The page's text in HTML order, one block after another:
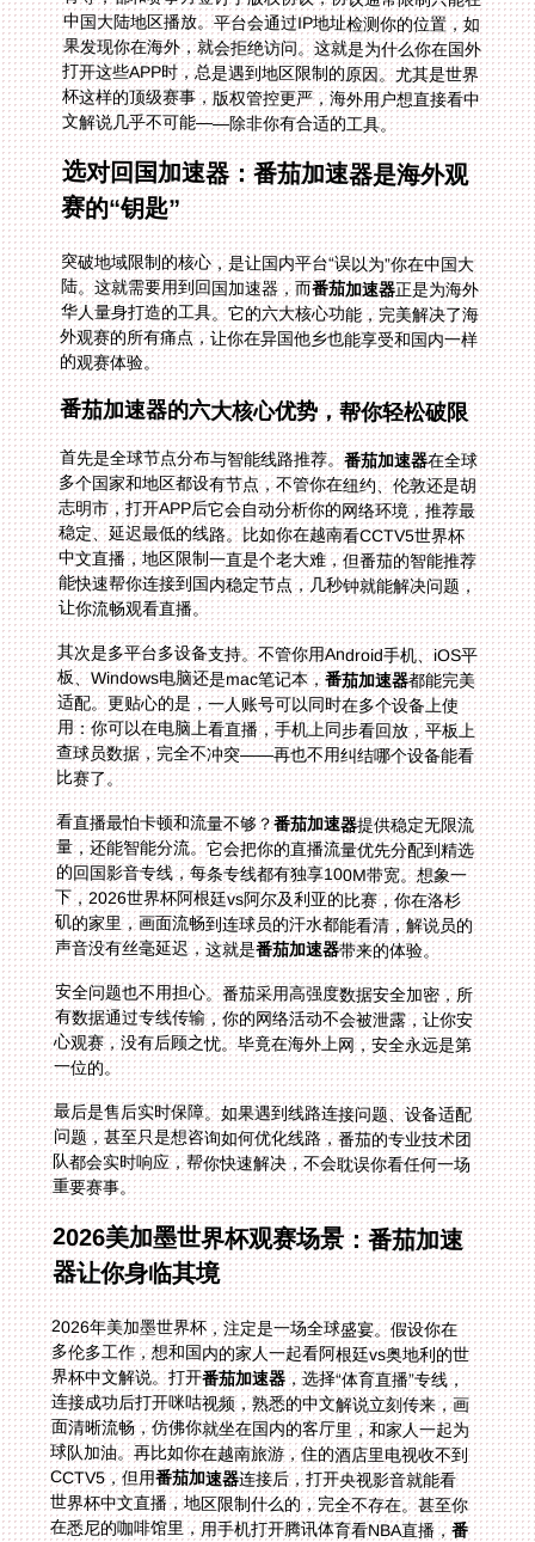
文解说几乎不可能——除非你有合适的工具。
选对回国加速器：番茄加速器是海外观
赛的“钥匙”
突破地域限制的核心，是让国内平台“误以为”你在中国大
陆。这就需要用到回国加速器，而番茄加速器正是为海外
华人量身打造的工具。它的六大核心功能，完美解决了海
外观赛的所有痛点，让你在异国他乡也能享受和国内一样
的观赛体验。
番茄加速器的六大核心优势，帮你轻松破限
首先是全球节点分布与智能线路推荐。番茄加速器在全球
多个国家和地区都设有节点，不管你在纽约、伦敦还是胡
志明市，打开APP后它会自动分析你的网络环境，推荐最
稳定、延迟最低的线路。比如你在越南看CCTV5世界杯
中文直播，地区限制一直是个老大难，但番茄的智能推荐
能快速帮你连接到国内稳定节点，几秒钟就能解决问题，
让你流畅观看直播。
其次是多平台多设备支持。不管你用Android手机、iOS平
板、Windows电脑还是mac笔记本，番茄加速器都能完美
适配。更贴心的是，一人账号可以同时在多个设备上使
用：你可以在电脑上看直播，手机上同步看回放，平板上
查球员数据，完全不冲突——再也不用纠结哪个设备能看
比赛了。
看直播最怕卡顿和流量不够？番茄加速器提供稳定无限流
量，还能智能分流。它会把你的直播流量优先分配到精选
的回国影音专线，每条专线都有独享100M带宽。想象一
下，2026世界杯阿根廷vs阿尔及利亚的比赛，你在洛杉
矶的家里，画面流畅到连球员的汗水都能看清，解说员的
声音没有丝毫延迟，这就是番茄加速器带来的体验。
安全问题也不用担心。番茄采用高强度数据安全加密，所
有数据通过专线传输，你的网络活动不会被泄露，让你安
心观赛，没有后顾之忧。毕竟在海外上网，安全永远是第
一位的。
最后是售后实时保障。如果遇到线路连接问题、设备适配
问题，甚至只是想咨询如何优化线路，番茄的专业技术团
队都会实时响应，帮你快速解决，不会耽误你看任何一场
重要赛事。
2026美加墨世界杯观赛场景：番茄加速
器让你身临其境
2026年美加墨世界杯，注定是一场全球盛宴。假设你在
多伦多工作，想和国内的家人一起看阿根廷vs奥地利的世
界杯中文解说。打开番茄加速器，选择“体育直播”专线，
连接成功后打开咪咕视频，熟悉的中文解说立刻传来，画
面清晰流畅，仿佛你就坐在国内的客厅里，和家人一起为
球队加油。再比如你在越南旅游，住的酒店里电视收不到
CCTV5，但用番茄加速器连接后，打开央视影音就能看
世界杯中文直播，地区限制什么的，完全不存在。甚至你
在悉尼的咖啡馆里，用手机打开腾讯体育看NBA直播，番